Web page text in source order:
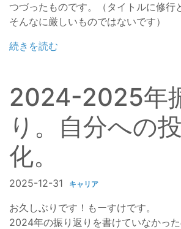
つづったものです。（タイトルに修行
そんなに厳しいものではないです）
続きを読む
2024-2025年
り。自分への
化。
2025-12-31 キャリア
お久しぶりです！もーすけです。
2024年の振り返りを書けていなかっ